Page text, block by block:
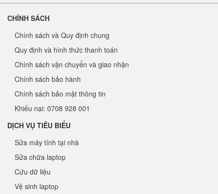
CHÍNH SÁCH
Chính sách và Quy định chung
Quy định và hình thức thanh toán
Chính sách vận chuyển và giao nhận
Chính sách bảo hành
Chính sách bảo mật thông tin
Khiếu nại: 0708 928 001
DỊCH VỤ TIÊU BIỂU
Sửa máy tính tại nhà
Sửa chữa laptop
Cứu dữ liệu
Vệ sinh laptop